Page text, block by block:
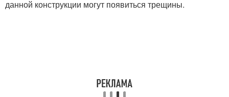
данной конструкции могут появиться трещины.